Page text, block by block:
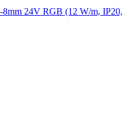
8mm 24V RGB (12 W/m, IP20,